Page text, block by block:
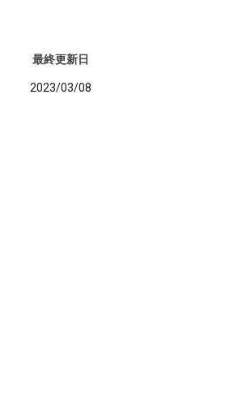
最終更新日
2023/03/08